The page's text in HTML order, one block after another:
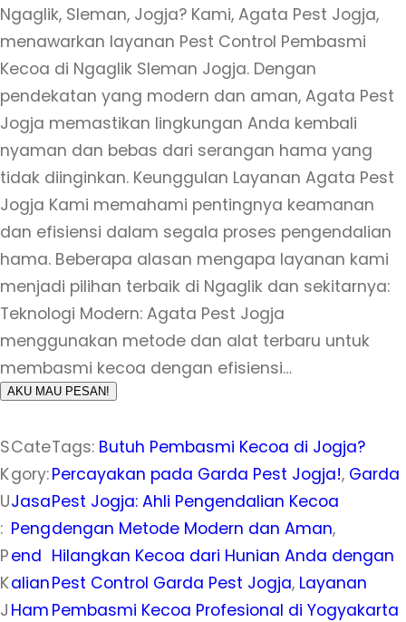
Ngaglik, Sleman, Jogja? Kami, Agata Pest Jogja,
menawarkan layanan Pest Control Pembasmi
Kecoa di Ngaglik Sleman Jogja. Dengan
pendekatan yang modern dan aman, Agata Pest
Jogja memastikan lingkungan Anda kembali
nyaman dan bebas dari serangan hama yang
tidak diinginkan. Keunggulan Layanan Agata Pest
Jogja Kami memahami pentingnya keamanan
dan efisiensi dalam segala proses pengendalian
hama. Beberapa alasan mengapa layanan kami
menjadi pilihan terbaik di Ngaglik dan sekitarnya:
Teknologi Modern: Agata Pest Jogja
menggunakan metode dan alat terbaru untuk
membasmi kecoa dengan efisiensi…
AKU MAU PESAN!
S
K
U
:
P
K
J
Cate
gory:
Jasa
Peng
end
alian
Ham
Tags: Butuh Pembasmi Kecoa di Jogja?
Percayakan pada Garda Pest Jogja!, Garda
Pest Jogja: Ahli Pengendalian Kecoa
dengan Metode Modern dan Aman,
Hilangkan Kecoa dari Hunian Anda dengan
Pest Control Garda Pest Jogja, Layanan
Pembasmi Kecoa Profesional di Yogyakarta